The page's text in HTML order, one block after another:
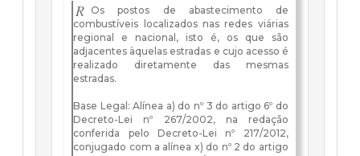
R Os postos de abastecimento de
combustíveis localizados nas redes viárias
regional e nacional, isto é, os que são
adjacentes àquelas estradas e cujo acesso é
realizado diretamente das mesmas
estradas.
Base Legal: Alínea a) do nº 3 do artigo 6º do
Decreto-Lei nº 267/2002, na redação
conferida pelo Decreto-Lei nº 217/2012,
conjugado com a alínea x) do nº 2 do artigo